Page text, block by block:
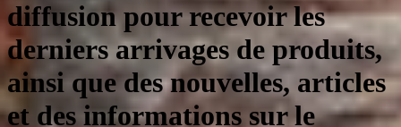
diffusion pour recevoir les
derniers arrivages de produits,
ainsi que des nouvelles, articles
et des informations sur le